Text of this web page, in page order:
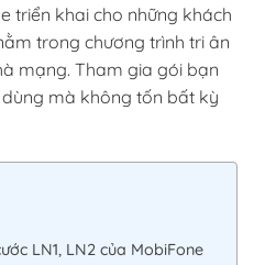
triển khai cho những khách
trong chương trình tri ân
mạng. Tham gia gói bạn
mà không tốn bất kỳ
LN1, LN2 của MobiFone